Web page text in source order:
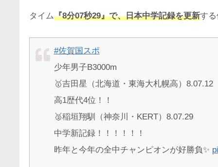
タイム『8分07秒29』で、日本中学記録を更新する
#佐賀国スポ
少年男子B3000m
🥇吉田星（北海道・東海大札幌高）8.07.12
高1歴代4位！！
🥈稲垣翔馴（神奈川・KERT）8.07.29
中学新記録！！！！！！
昨年と今年の全中チャンピオンが好勝負✨